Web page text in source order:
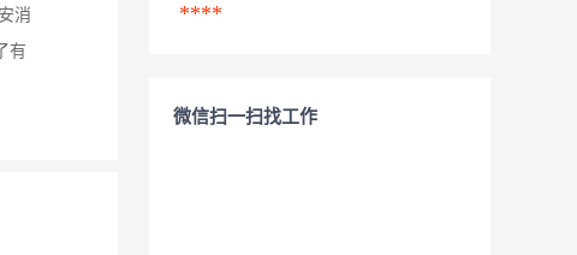
消
有
****
微信扫一扫找工作